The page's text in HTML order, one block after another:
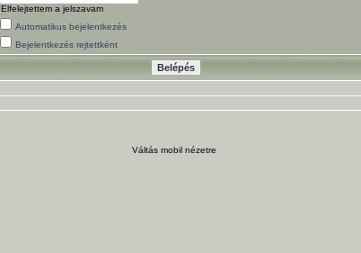
Elfelejtettem a jelszavam
Automatikus bejelentkezés
Bejelentkezés rejtettként
Váltás mobil nézetre